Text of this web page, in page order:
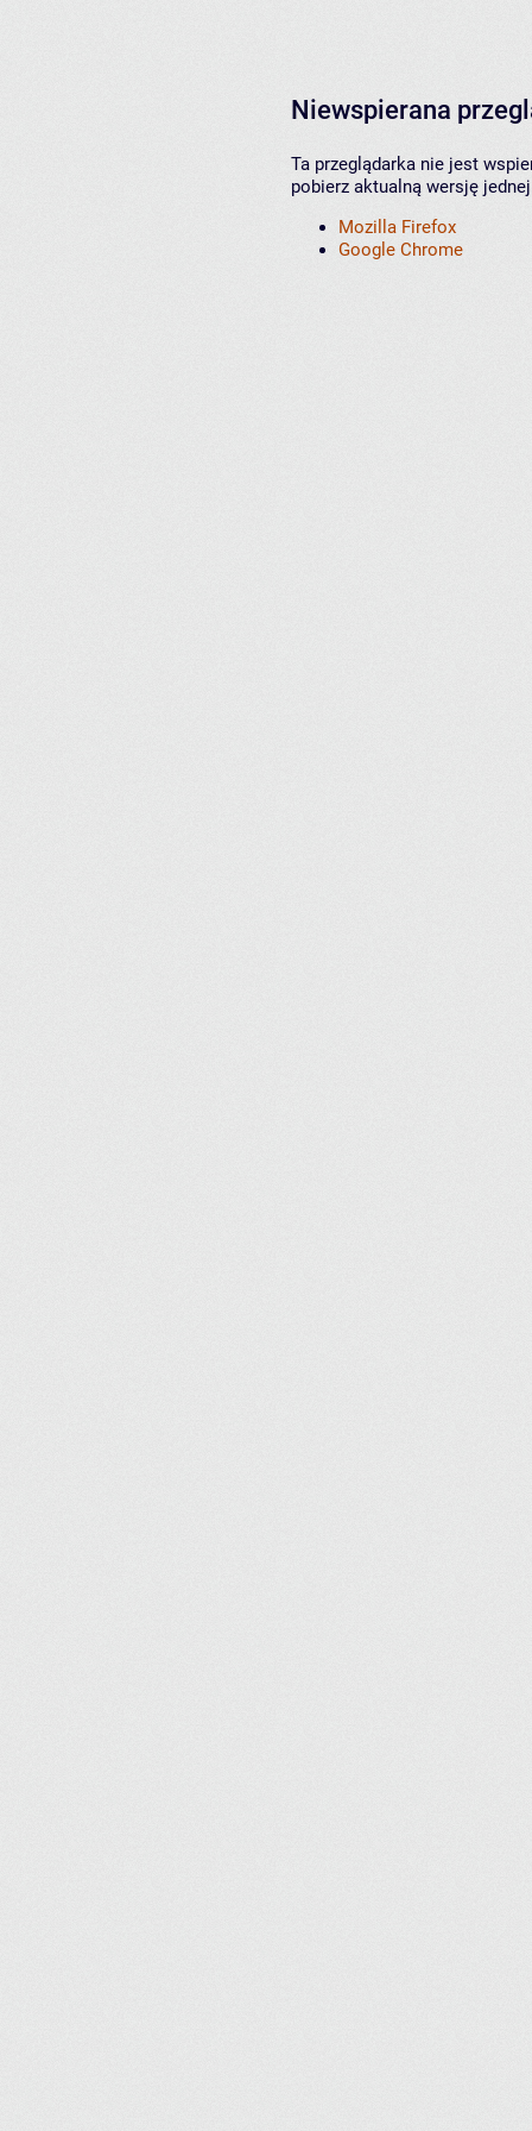
Niewspierana
Ta przeglądarka nie jest
pobierz aktualną wersję
Mozilla Firefox
Google Chrome